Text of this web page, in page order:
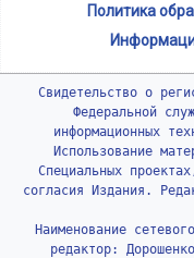
Политика
Свидетельство о
Федеральной
информационных
Использование
Специальных
согласия Издания.
Наименование
редактор: